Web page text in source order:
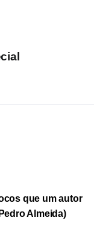
que um autor
Almeida)